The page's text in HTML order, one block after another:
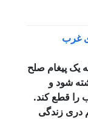
غرب
یک پیغام صلح
شود و
را قطع کند.
دری زندگی